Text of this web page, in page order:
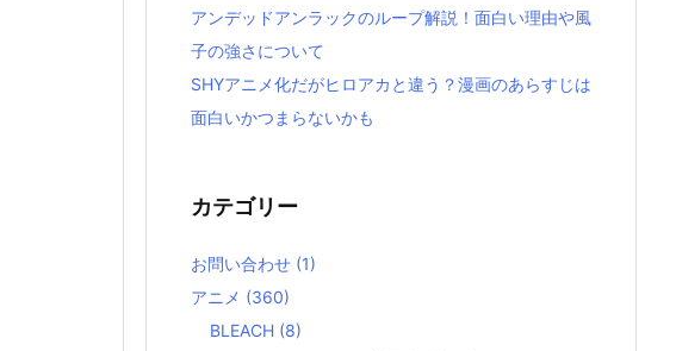
アンデッドアンラックのループ解説！面白い理由や風
子の強さについて
SHYアニメ化だがヒロアカと違う？漫画のあらすじは
面白いかつまらないかも
カテゴリー
お問い合わせ (1)
アニメ (360)
BLEACH (8)